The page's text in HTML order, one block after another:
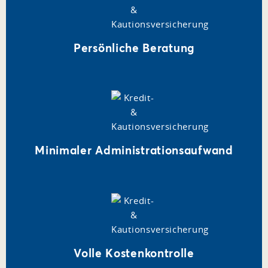
Persönliche Beratung
Minimaler Administrationsaufwand
Volle Kostenkontrolle